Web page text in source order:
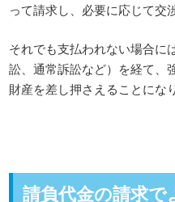
って請求し、必要に応じて交
それでも支払われない場合に
訟、通常訴訟など）を経て、
財産を差し押さえることにな
請負代金の請求